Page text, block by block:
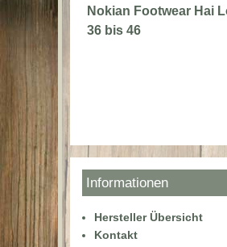
Nokian Footwear Hai
36 bis 46
Informationen
Hersteller Übersicht
Kontakt